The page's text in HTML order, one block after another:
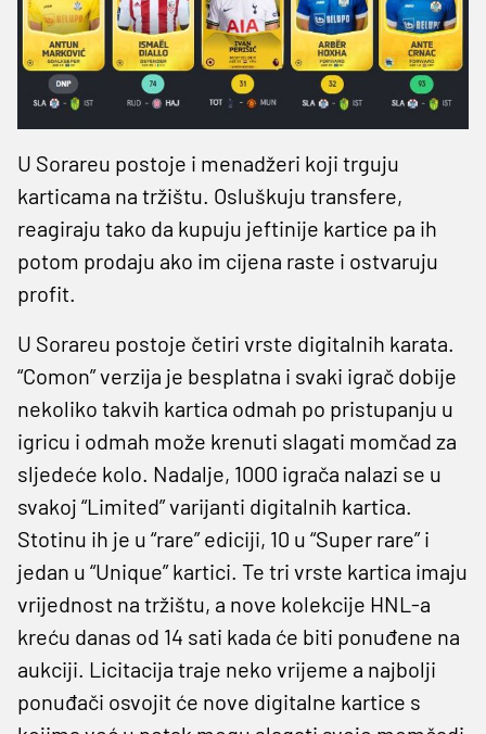
U Sorareu postoje i menadžeri koji trguju
karticama na tržištu. Osluškuju transfere,
reagiraju tako da kupuju jeftinije kartice pa ih
potom prodaju ako im cijena raste i ostvaruju
profit.
U Sorareu postoje četiri vrste digitalnih karata.
“Comon” verzija je besplatna i svaki igrač dobije
nekoliko takvih kartica odmah po pristupanju u
igricu i odmah može krenuti slagati momčad za
sljedeće kolo. Nadalje, 1000 igrača nalazi se u
svakoj “Limited” varijanti digitalnih kartica.
Stotinu ih je u “rare” ediciji, 10 u “Super rare” i
jedan u “Unique” kartici. Te tri vrste kartica imaju
vrijednost na tržištu, a nove kolekcije HNL-a
kreću danas od 14 sati kada će biti ponuđene na
aukciji. Licitacija traje neko vrijeme a najbolji
ponuđači osvojit će nove digitalne kartice s